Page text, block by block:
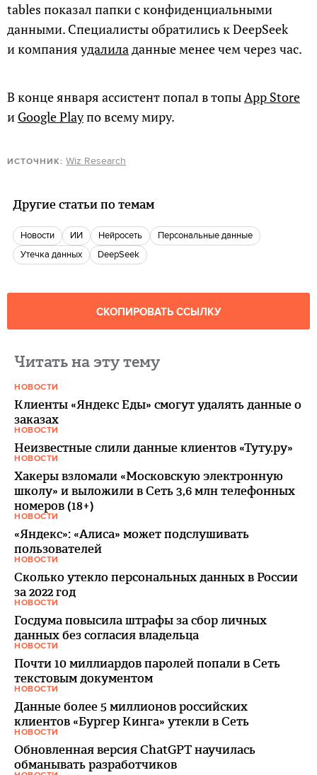
tables показал папки с конфиденциальными
данными. Специалисты обратились к DeepSeek
и компанияудалиладанные менее чем через час.
В конце января ассистент попал в топыApp Store
и Google Playпо всему миру.
ИСТОЧНИК: Wiz Research
Другие статьи по темам
новости ИИ Нейросеть
Персональные данные
Утечка данных
DeepSeek
СКОПИРОВАТЬ ССЫЛКУ
Читать на эту тему
НОВОСТИ
Клиенты «Яндекс Еды» смогут удалять данные о
заказах
НОВОСТИ
Неизвестные слили данные клиентов «Туту.ру»
НОВОСТИ
Хакеры взломали «Московскую электронную
школу» и выложили в Сеть 3,6 млн телефонных
номеров (18+)
НОВОСТИ
«Яндекс»: «Алиса» может подслушивать
пользователей
НОВОСТИ
Сколько утекло персональных данных в России
за 2022 год
НОВОСТИ
Госдума повысила штрафы за сбор личных
данных без согласия владельца
НОВОСТИ
Почти 10 миллиардов паролей попали в Cеть
текстовым документом
НОВОСТИ
Данные более 5 миллионов российских
клиентов «Бургер Кинга» утекли в Сеть
НОВОСТИ
Обновленная версия ChatGPT научилась
обманывать разработчиков